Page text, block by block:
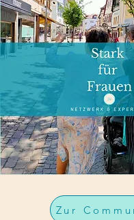
Zur